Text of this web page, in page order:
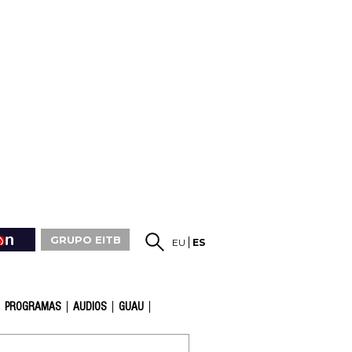
GRUPO EITB EU ES
PROGRAMAS AUDIOS GUAU